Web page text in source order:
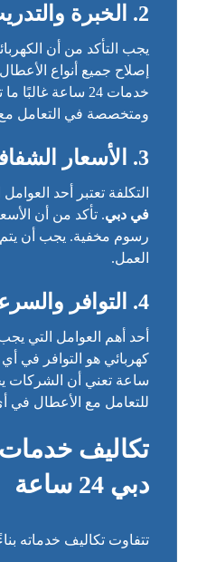
2. الخبرة
يجب التأكد من أن
إصلاح جميع أنواع
خدمات 24 ساعة
ومتخصصة في التعامل مع
3. الأسعار
التكلفة تعتبر أحد
في دبي. تأكد من أن
رسوم مخفية. يجب أن يتم
العمل.
4. التوافر
أحد أهم العوامل التي
ساعة تعني أن الشركات
للتعامل مع الأعطال في
تكاليف
دبي 24 ساعة
تتفاوت تكاليف خدماته